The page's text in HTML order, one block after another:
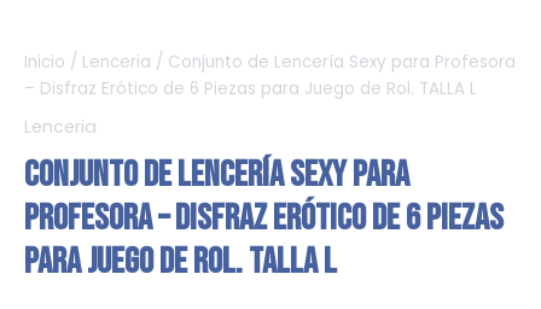
Inicio / Lenceria / Conjunto de Lencería Sexy para Profesora
– Disfraz Erótico de 6 Piezas para Juego de Rol. TALLA L
Lenceria
Conjunto de Lencería Sexy para
Profesora – Disfraz Erótico de 6 Piezas
para Juego de Rol. TALLA L